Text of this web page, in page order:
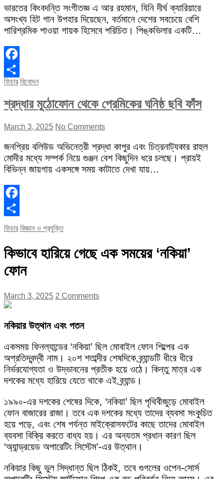
ভারতের কিংবদন্তি সংগীতজ্ঞ এ আর রহমান, যিনি দীর্ঘ ক্যারিয়ারে
অসংখ্য হিট গান উপহার দিয়েছেন, বর্তমানে দেশের সবচেয়ে বেশি
পারিশ্রমিক পাওয়া গায়ক হিসেবে পরিচিত। পিঙ্কভিলার একটি…
Facebook
Share
ফিচার বিনোদন
শ্রদ্ধার মুঠোফোন থেকে প্রেমিকের ঘনিষ্ঠ ছবি ফাঁস
March 3, 2025 No Comments
জনপ্রিয় বলিউড অভিনেত্রী শ্রদ্ধা কাপুর এবং চিত্রনাট্যকার রাহুল
মোদীর মধ্যে সম্পর্ক নিয়ে গুঞ্জন বেশ কিছুদিন ধরে চলছে। প্রায়ই
বিভিন্ন জায়গায় একসঙ্গে সময় কাটাতে দেখা যায়…
Facebook
Share
ফিচার বিজ্ঞান ও প্রযুক্তি
কিভাবে হারিয়ে গেছে এক সময়ের ‘নকিয়া’
ফোন
March 3, 2025 2 Comments
নকিয়ার উত্থান এবং পতন
একসময় ফিনল্যান্ডের ‘নকিয়া’ ছিল মোবাইল ফোন শিল্পের এক
অপ্রতিদ্বন্দ্বী নাম। ২০শ শতাব্দীর শেষদিকে ব্র্যান্ডটি ধীরে ধীরে
নির্ভরযোগ্যতা ও উদ্ভাবনের প্রতীক হয়ে ওঠে। কিন্তু মাত্র এক
দশকের মধ্যে হারিয়ে যেতে থাকে এই ব্র্যান্ড।
১৯৯০-এর দশকের শেষের দিকে, ‘নকিয়া’ ছিল পৃথিবীজুড়ে মোবাইল
ফোন বাজারের রাজা। তবে এক দশকের মধ্যে তাদের ব্যবসা সংকুচিত
হয়ে পড়ে, এবং শেষ পর্যন্ত মাইক্রোসফটের কাছে তাদের মোবাইল
ব্যবসা বিক্রি করতে বাধ্য হয়। এর অন্যতম প্রধান কারণ ছিল
‘অ্যান্ড্রয়েড অপারেটিং সিস্টেম’-এর উত্থান।
নকিয়ার কিছু ভুল সিদ্ধান্ত ছিল ঠিকই, তবে গুগলের ওপেন-সোর্স